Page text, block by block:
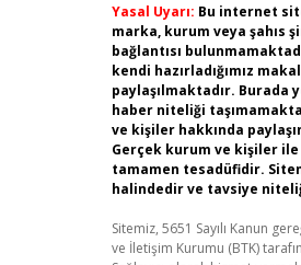
Yasal Uyarı: Bu internet
marka, kurum veya şahıs
bağlantısı
kendi hazırladığımız
paylaşılmaktadır. Burada
haber niteliği
ve kişiler hakkında
Gerçek kurum ve kişiler
tamamen tesadüfidir.
halindedir ve tavsiye
Sitemiz, 5651 Sayılı Kanun
ve İletişim Kurumu (BTK)